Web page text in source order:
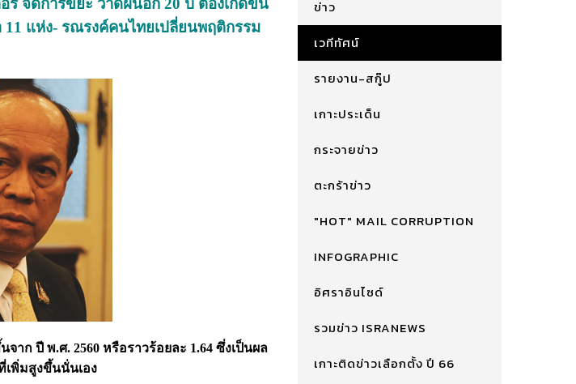
ร์ จัดการขยะ วาดฝันอีก 20 ปี ต้องเกิดขึ้น
แห่ง- รณรงค์คนไทยเปลี่ยนพฤติกรรม
าก ปี พ.ศ. 2560 หรือราวร้อยละ 1.64 ซึ่งเป็นผล
พิ่มสูงขึ้นนั่นเอง
ข่าว
เวทีทัศน์
รายงาน-สกู๊ป
เกาะประเด็น
กระจายข่าว
ตะกร้าข่าว
"HOT" MAIL CORRUPTION
INFOGRAPHIC
อิศราอินไซด์
รวมข่าว ISRANEWS
เกาะติดข่าวเลือกตั้ง ปี 66